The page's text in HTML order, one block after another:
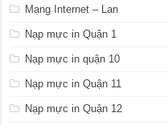
Mạng Internet – Lan
Nạp mực in Quận 1
Nạp mực in quận 10
Nạp mực in Quận 11
Nạp mực in Quận 12